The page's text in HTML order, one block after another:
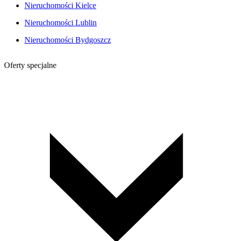
Nieruchomości Kielce
Nieruchomości Lublin
Nieruchomości Bydgoszcz
Oferty specjalne